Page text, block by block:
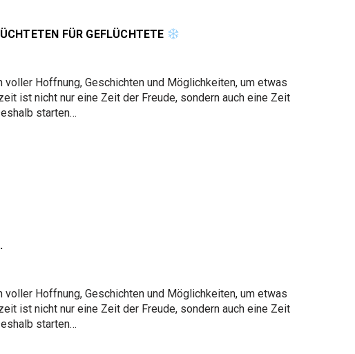
FÜR GEFLÜCHTETE
voller Hoffnung, Geschichten und Möglichkeiten, um etwas
ist nicht nur eine Zeit der Freude, sondern auch eine Zeit
starten…
voller Hoffnung, Geschichten und Möglichkeiten, um etwas
ist nicht nur eine Zeit der Freude, sondern auch eine Zeit
starten…